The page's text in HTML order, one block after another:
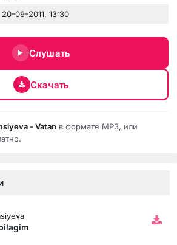
20-09-2011, 13:30
Слушать
Скачать
- Vatan в формате MP3, или